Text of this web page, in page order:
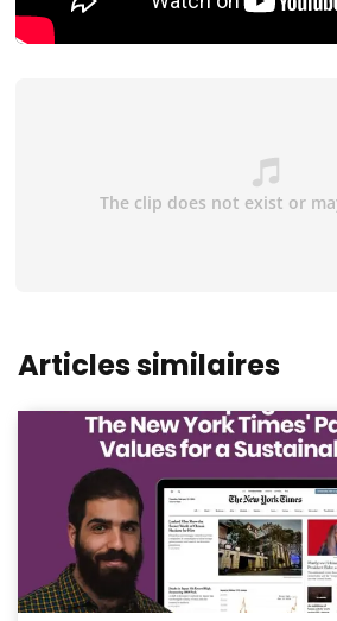
Articles similaires